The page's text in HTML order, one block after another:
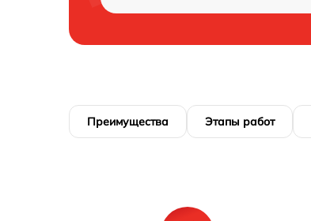
Преимущества Этапы работ